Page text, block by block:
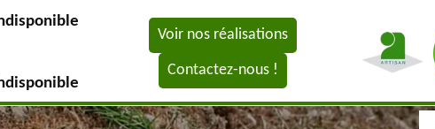
Voir nos réalisations
Contactez-nous !